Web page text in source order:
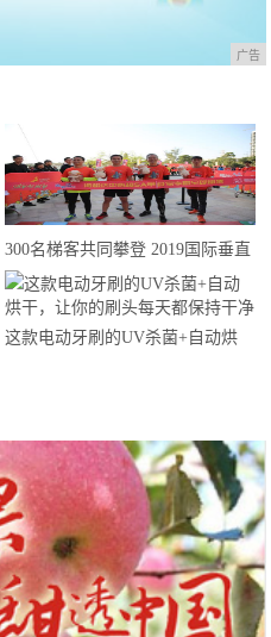
广告
300名梯客共同攀登 2019国际垂直
马拉松超级精英赛顺德海骏达中心
站欢乐开跑
这款电动牙刷的UV杀菌+自动烘